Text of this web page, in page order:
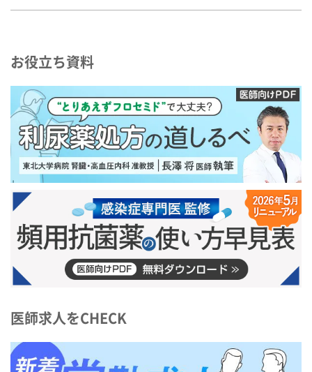
お役立ち資料
医師求人をCHECK